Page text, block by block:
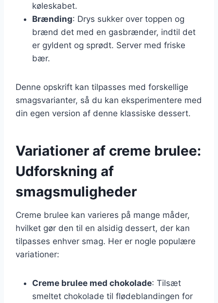
køleskabet.
Brænding: Drys sukker over toppen og
brænd det med en gasbrænder, indtil det
er gyldent og sprødt. Server med friske
bær.
Denne opskrift kan tilpasses med forskellige
smagsvarianter, så du kan eksperimentere med
din egen version af denne klassiske dessert.
Variationer af creme brulee:
Udforskning af
smagsmuligheder
Creme brulee kan varieres på mange måder,
hvilket gør den til en alsidig dessert, der kan
tilpasses enhver smag. Her er nogle populære
variationer:
Creme brulee med chokolade: Tilsæt
smeltet chokolade til flødeblandingen for